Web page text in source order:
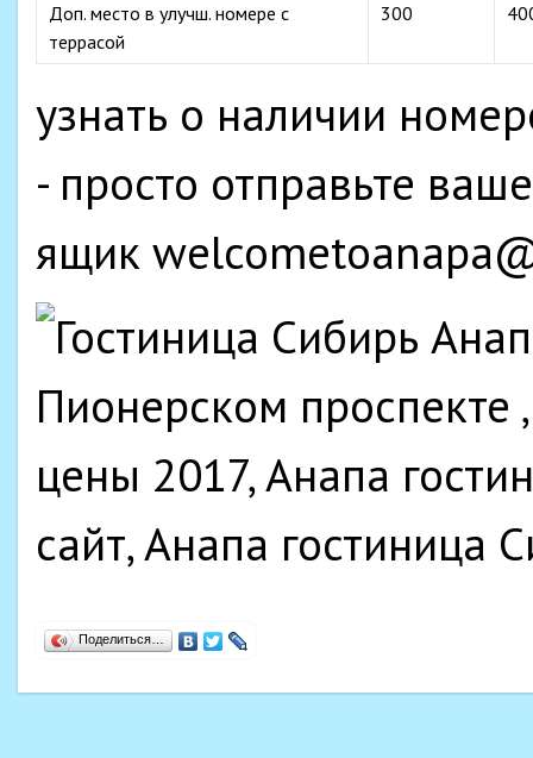
Доп. место в улучш. номере с
террасой
300
узнать о наличии
- просто отправьте
ящик
Поделиться…